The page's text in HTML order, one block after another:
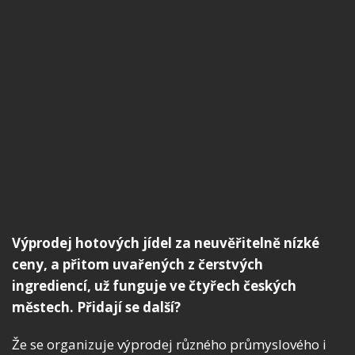
Výprodej hotových jídel za neuvěřitelně nízké
ceny, a přitom uvařených z čerstvých
ingrediencí, už funguje ve čtyřech českých
městech. Přidají se další?
Že se organizuje výprodej různého průmyslového i